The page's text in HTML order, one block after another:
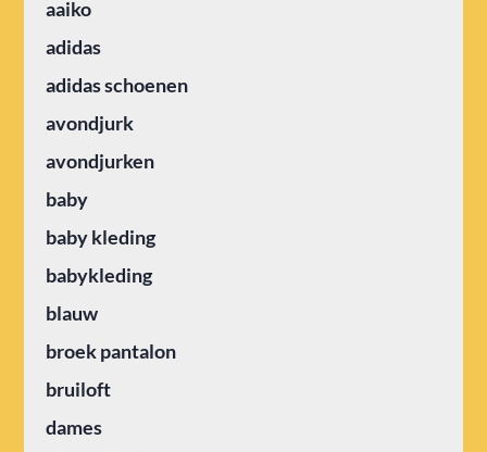
aaiko
adidas
adidas schoenen
avondjurk
avondjurken
baby
baby kleding
babykleding
blauw
broek pantalon
bruiloft
dames